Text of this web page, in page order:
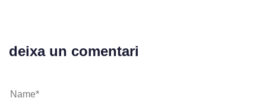
deixa un comentari